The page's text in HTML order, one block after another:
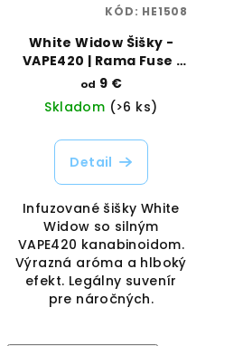
White Widow Šišky -
VAPE420 | Rama Fuse |
Vaporama
od 9 €
Skladom (>6 ks)
Detail
Infuzované šišky White
Widow so silným
VAPE420 kanabinoidom.
Výrazná aróma a hlboký
efekt. Legálny suvenír
pre náročných.
KÓD: HE1508